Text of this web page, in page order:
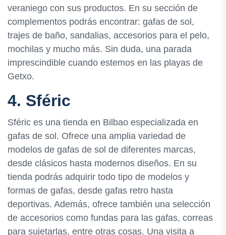
veraniego con sus productos. En su sección de
complementos podrás encontrar: gafas de sol,
trajes de baño, sandalias, accesorios para el pelo,
mochilas y mucho más. Sin duda, una parada
imprescindible cuando estemos en las playas de
Getxo.
4. Sféric
Sféric es una tienda en Bilbao especializada en
gafas de sol. Ofrece una amplia variedad de
modelos de gafas de sol de diferentes marcas,
desde clásicos hasta modernos diseños. En su
tienda podrás adquirir todo tipo de modelos y
formas de gafas, desde gafas retro hasta
deportivas. Además, ofrece también una selección
de accesorios como fundas para las gafas, correas
para sujetarlas, entre otras cosas. Una visita a